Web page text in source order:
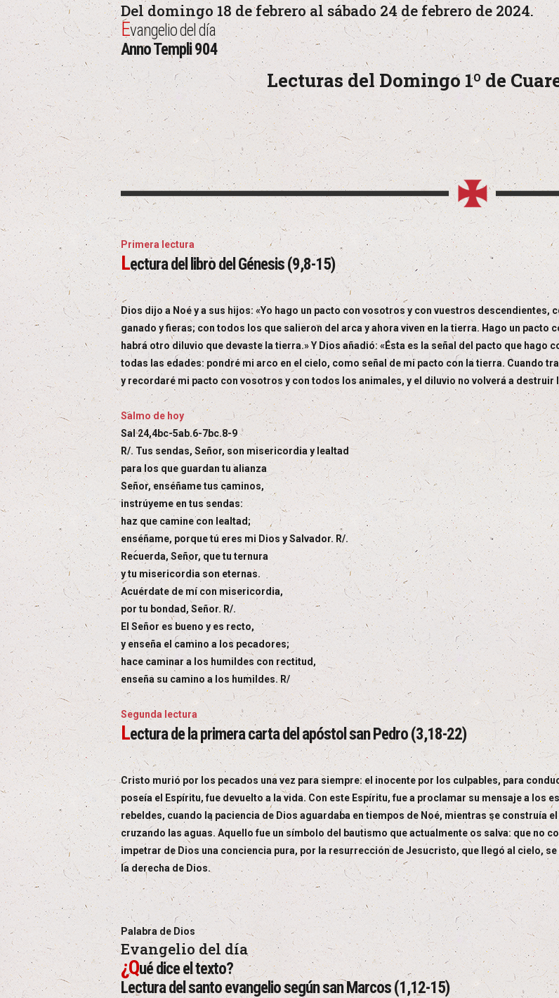
Del domingo 18 de febrero al sábado 24 de febrero de 2024.
Evangelio del día
Anno Templi 904
Lecturas del Domingo 1º de
Primera lectura
Lectura del libro del Génesis (9,8-15)
Dios dijo a Noé y a sus hijos: «Yo hago un pacto con vosotros y con vuestros descendientes,
ganado y fieras; con todos los que salieron del arca y ahora viven en la tierra. Hago un pacto
habrá otro diluvio que devaste la tierra.» Y Dios añadió: «Ésta es la señal del pacto que
todas las edades: pondré mi arco en el cielo, como señal de mi pacto con la tierra. Cuando
y recordaré mi pacto con vosotros y con todos los animales, y el diluvio no volverá a destruir
Salmo de hoy
Sal 24,4bc-5ab.6-7bc.8-9
R/. Tus sendas, Señor, son misericordia y lealtad
para los que guardan tu alianza
Señor, enséñame tus caminos,
instrúyeme en tus sendas:
haz que camine con lealtad;
enséñame, porque tú eres mi Dios y Salvador. R/.
Recuerda, Señor, que tu ternura
y tu misericordia son eternas.
Acuérdate de mí con misericordia,
por tu bondad, Señor. R/.
El Señor es bueno y es recto,
y enseña el camino a los pecadores;
hace caminar a los humildes con rectitud,
enseña su camino a los humildes. R/
Segunda lectura
Lectura de la primera carta del apóstol san Pedro (3,18-22)
Cristo murió por los pecados una vez para siempre: el inocente por los culpables, para
poseía el Espíritu, fue devuelto a la vida. Con este Espíritu, fue a proclamar su mensaje a los
rebeldes, cuando la paciencia de Dios aguardaba en tiempos de Noé, mientras se construía
cruzando las aguas. Aquello fue un símbolo del bautismo que actualmente os salva: que no
impetrar de Dios una conciencia pura, por la resurrección de Jesucristo, que llegó al cielo,
la derecha de Dios.
Palabra de Dios
Evangelio del día
¿Qué dice el texto?
Lectura del santo evangelio según san Marcos (1,12-15)